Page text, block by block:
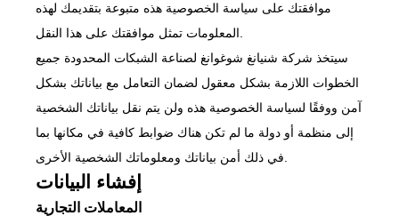
موافقتك على سياسة الخصوصية هذه متبوعة بتقديمك لهذه
سيتخذ شركة شنيانغ شوغوانغ لصناعة الشبكات المحدودة جميع
الخطوات اللازمة بشكل معقول لضمان التعامل مع بياناتك بشكل
آمن ووفقًا لسياسة الخصوصية هذه ولن يتم نقل بياناتك الشخصية
إلى منظمة أو دولة ما لم تكن هناك ضوابط كافية في مكانها بما
إفشاء البيانات
المعاملات التجارية